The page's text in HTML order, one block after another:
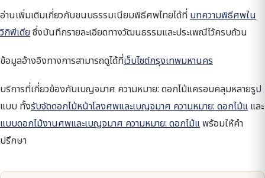
อ่านเพิ่มเติมเกี่ยวกับขนบธรรมเนียมพิธีศพไทยได้ที่บทความพิธีศพใน
วิกิพีเดียซึ่งบันทึกรายละเอียดทางวัฒนธรรมและประเพณีไว้ครบถ้วน
ข้อมูลอ้างอิงทางการสามารถดูได้ที่เว็บไซต์กรุงเทพมหานคร
บริการที่เกี่ยวข้องกับเบญจมาศ ความหมาย: ดอกไม้แครอบคลุมหลายรูป
แบบ ทั้งรับจัดดอกไม้หน้าโลงศพและเบญจมาศ ความหมาย: ดอกไม้แ และ
แบบดอกไม้งานศพและเบญจมาศ ความหมาย: ดอกไม้แพร้อมให้คำ
ปรึกษา